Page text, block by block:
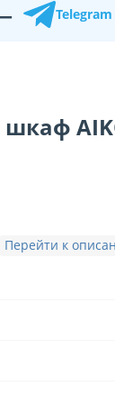
Telegram
шкаф
Перейти к